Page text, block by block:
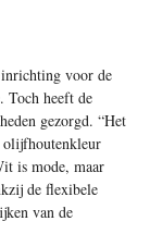
voor de
Toch heeft de
gezorgd. “Het
olijfhoutenkleur
is mode, maar
de flexibele
van de